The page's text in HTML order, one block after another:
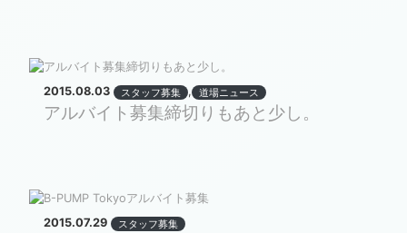
2015.08.03 スタッフ募集 , 道場ニュース
アルバイト募集締切りもあと少し。
2015.07.29 スタッフ募集